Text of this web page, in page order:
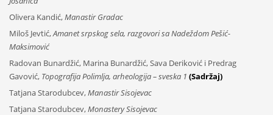
Olivera Kandić,Manastir Gradac
Miloš Jevtić,Amanet srpskog sela, razgovori sa Nadeždom Pešić-
Maksimović
Radovan Bunardžić, Marina Bunardžić, Sava Deriković i Predrag
Gavović, Topografija Polimlja, arheologija – sveska 1 (Sadržaj)
Tatjana Starodubcev,Manastir Sisojevac
Tatjana Starodubcev,Monastery Sisojevac